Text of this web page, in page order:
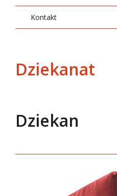
Kontakt
Dziekanat
Dziekan